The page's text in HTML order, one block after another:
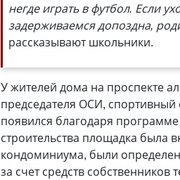
негде играть в футбол. Если
задерживаемся допоздна,
рассказывают школьники.
У жителей дома на проспекте
председателя ОСИ,
появился благодаря
строительства площадка была
кондоминиума, были
за счет средств